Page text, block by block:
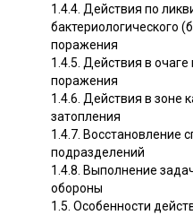
1.4.4. Действия по
бактериологического
поражения
1.4.5. Действия в
поражения
1.4.6. Действия в зоне
затопления
1.4.7. Восстановление
подразделений
1.4.8. Выполнение
обороны
1.5. Особенности